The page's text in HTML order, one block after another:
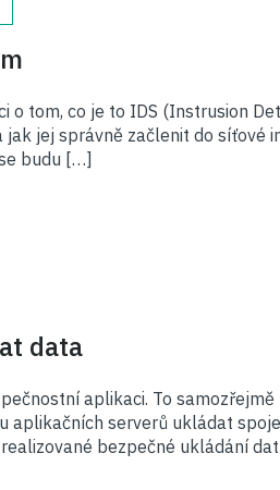
tom, co je to IDS (Instrusion
jej správně začlenit do
budu […]
data
aplikaci. To
aplikačních serverů ukládat
bezpečné ukládání